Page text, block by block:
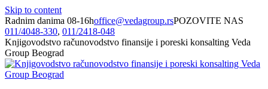
Skip to content
Radnim danima 08-16hoffice@vedagroup.rsPOZOVITE NAS
011/­4048-330, 011/­2418-048
Knjigovodstvo računovodstvo finansije i poreski konsalting Veda
Group Beograd